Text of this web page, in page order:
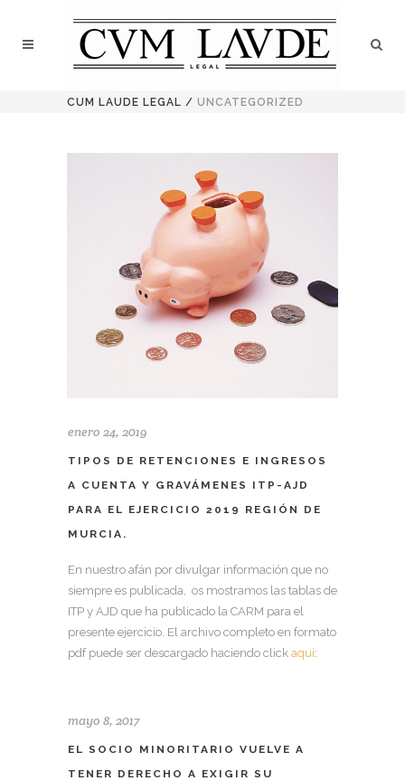
CUM LAUDE LEGAL / UNCATEGORIZED
enero 24, 2019
TIPOS DE RETENCIONES E INGRESOS
A CUENTA Y GRAVÁMENES ITP-AJD
PARA EL EJERCICIO 2019 REGIÓN DE
MURCIA.
En nuestro afán por divulgar información que no
siempre es publicada, os mostramos las tablas de
ITP y AJD que ha publicado la CARM para el
presente ejercicio. El archivo completo en formato
pdf puede ser descargado haciendo click aquí:
mayo 8, 2017
EL SOCIO MINORITARIO VUELVE A
TENER DERECHO A EXIGIR SU